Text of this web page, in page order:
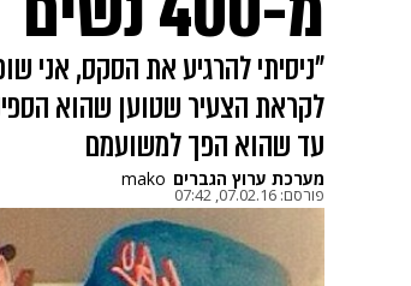
"ניסיתי להרגיע את הסקס, אני
לקראת הצעיר שטוען שהוא
עד שהוא הפך למשועמם
מערכת ערוץ הגברים mako
פורסם: 07.02.16, 07:42